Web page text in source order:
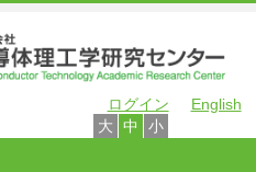
English
ログイン
小
中
大